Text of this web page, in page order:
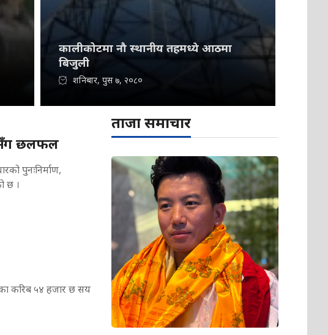
कालीकोटमा नौ स्थानीय तहमध्ये आठमा
बिजुली
शनिबार, पुस ७, २०८०
छलफल
पुनःनिर्माण,
छ ।
करिब ५४ हजार छ सय
ताजा समाचार